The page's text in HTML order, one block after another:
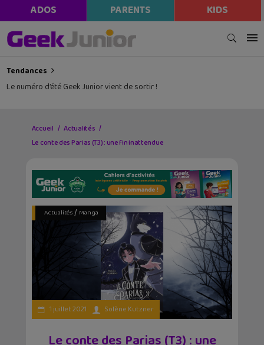
ADOS PARENTS KIDS
Tendances
Le numéro d’été Geek Junior vient de sortir !
Accueil
Actualités
Le conte des Parias (T3) : une fin inattendue
Actualités/ Manga
1 juillet 2021 Solène Kutzner
Le conte des Parias (T3) : une
modal-check